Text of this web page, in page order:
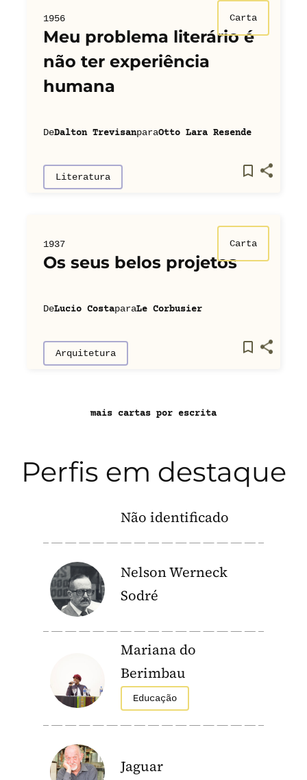
1956 Carta
Meu problema literário é
não ter experiência
humana
DeDalton TrevisanparaOtto Lara Resende
Literatura
1937 Carta
Os seus belos projetos
DeLucio CostaparaLe Corbusier
Arquitetura
mais cartas por escrita
Perfis em destaque
Não identificado
Nelson Werneck
Sodré
Mariana do
Berimbau
Educação
Jaguar